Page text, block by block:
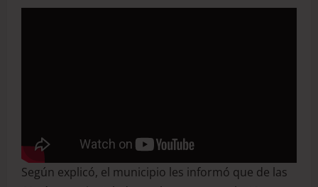
Según explicó, el municipio les informó que de las